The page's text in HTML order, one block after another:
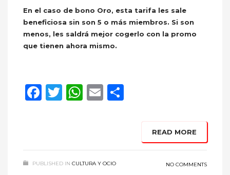
En el caso de bono Oro, esta tarifa les sale
beneficiosa sin son 5 o más miembros. Si son
menos, les saldrá mejor cogerlo con la promo
que tienen ahora mismo.
Facebook
Twitter
WhatsApp
Email
READ MORE
PUBLISHED IN CULTURA Y OCIO NO COMMENTS